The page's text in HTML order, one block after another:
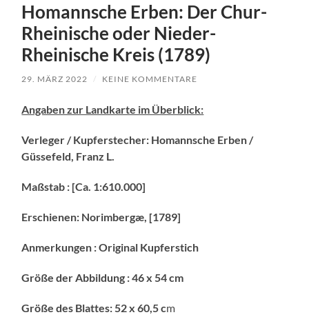
Homannsche Erben: Der Chur-
Rheinische oder Nieder-
Rheinische Kreis (1789)
29. MÄRZ 2022 / KEINE KOMMENTARE
Angaben zur Landkarte im Überblick:
Verleger / Kupferstecher: Homannsche Erben /
Güssefeld, Franz L.
Maßstab : [Ca. 1:610.000]
Erschienen: Norimbergæ, [1789]
Anmerkungen : Original Kupferstich
Größe der Abbildung : 46 x 54 cm
Größe des Blattes: 52 x 60,5 cm